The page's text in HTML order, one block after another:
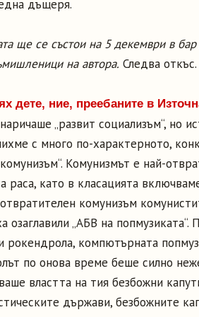
дъщеря.
ще се състои на 5 декември в бар
на автора. Следва откъс.
дете, ние, преебаните в
„развит социализъм“, но
с много по-характерното,
Комунизмът е най-
раса, като в класацията
комунизъм
озаглавили „АБВ на
рокендрола, компютърната
по онова време беше силно
властта на тия безбожни
държави, безбожните